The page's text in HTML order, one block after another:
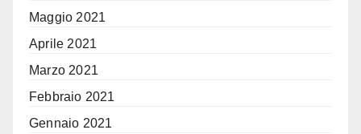
Maggio 2021
Aprile 2021
Marzo 2021
Febbraio 2021
Gennaio 2021